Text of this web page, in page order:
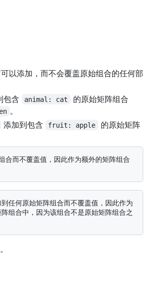
以添加，而不会覆盖原始组合的任何部
包含 animal: cat
的原始矩阵组合
。
添加到包含 fruit: apple
的原始矩阵
合中，因为该组合不是原始矩阵组合之
。